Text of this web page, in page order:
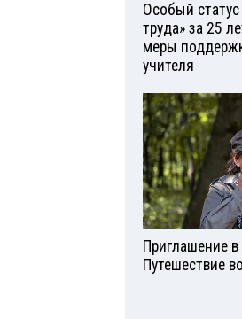
Особый статус
труда» за 25
меры
учителя
Приглашение в
Путешествие